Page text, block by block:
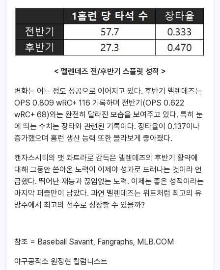
< 멜렌데즈 전/후반기 스플릿 성적 >
변화는 어느 정도 성공으로 이어지고 있다. 후반기 멜렌데즈는
OPS 0.809 wRC+ 116 기록하며 전반기(OPS 0.622
wRC+ 68)와는 완전히 달라진 모습을 보여주고 있다. 특히 눈
에 띄는 수치는 장타와 관련된 기록이다. 장타율이 0.137이나
증가했으며 홈런 생산 능력 또한 몰라보게 좋아졌다.
캔자스시티의 맷 콰트라로 감독은 멜렌데즈의 후반기 활약에
대해 그동안 쏟아온 노력이 이제야 성과로 드러나는 것이라 언
급했다. 뛰어난 재능과 끊임없는 노력. 이제는 좋은 성적이라는
마지막 퍼즐만이 남았다. 과연 멜렌데즈는 위트처럼 최고의 유
망주에서 최고의 선수로 성장할 수 있을까?
참조 = Baseball Savant, Fangraphs, MLB.COM
야구공작소 원정현 칼럼니스트